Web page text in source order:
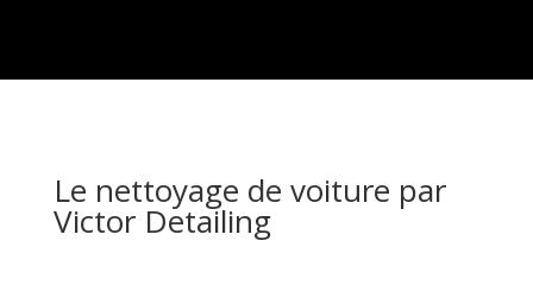
Le nettoyage de voiture par
Victor Detailing